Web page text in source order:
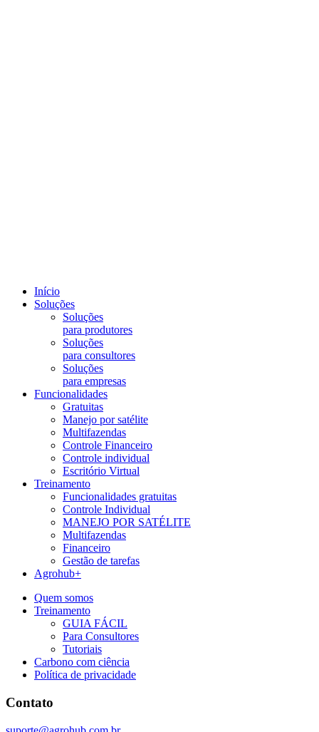
Início
Soluções
Soluções
para produtores
Soluções
para consultores
Soluções
para empresas
Funcionalidades
Gratuitas
Manejo por satélite
Multifazendas
Controle Financeiro
Controle individual
Escritório Virtual
Treinamento
Funcionalidades gratuitas
Controle Individual
MANEJO POR SATÉLITE
Multifazendas
Financeiro
Gestão de tarefas
Agrohub+
Quem somos
Treinamento
GUIA FÁCIL
Para Consultores
Tutoriais
Carbono com ciência
Política de privacidade
Contato